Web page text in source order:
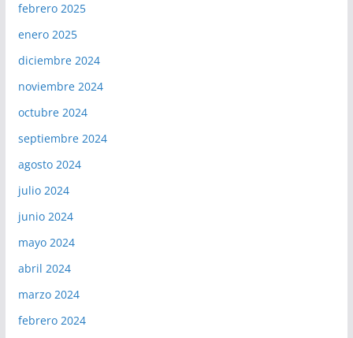
febrero 2025
enero 2025
diciembre 2024
noviembre 2024
octubre 2024
septiembre 2024
agosto 2024
julio 2024
junio 2024
mayo 2024
abril 2024
marzo 2024
febrero 2024